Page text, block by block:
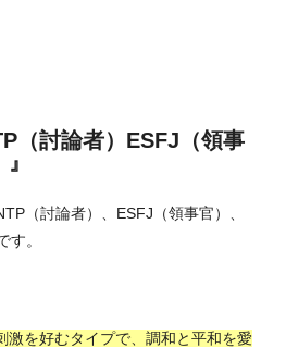
（討論者）ESFJ（領事
（討論者）、ESFJ（領事官）、
す。
激を好むタイプで、調和と平和を愛